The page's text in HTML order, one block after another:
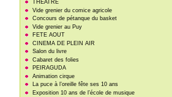
THEATRE
Vide grenier du comice agricole
Concours de pétanque du basket
Vide grenier au Puy
FETE AOUT
CINEMA DE PLEIN AIR
Salon du livre
Cabaret des folies
PEIRAGUDA
Animation cirque
La puce à l’oreille fête ses 10 ans
Exposition 10 ans de l’école de musique